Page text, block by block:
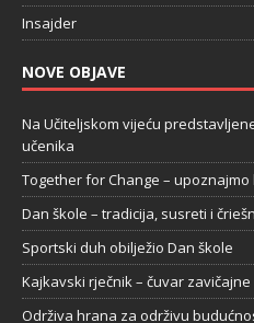
Insajder
NOVE OBJAVE
Na Učiteljskom vijeću
učenika
Together for Change –
Dan škole – tradicija, susreti i
Sportski duh obilježio Dan škole
Kajkavski rječnik – čuvar zavičajne
Održiva hrana za održivu